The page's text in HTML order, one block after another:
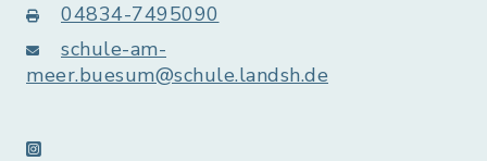
04834-7495090
schule-am-
meer.buesum@schule.landsh.de
instagram